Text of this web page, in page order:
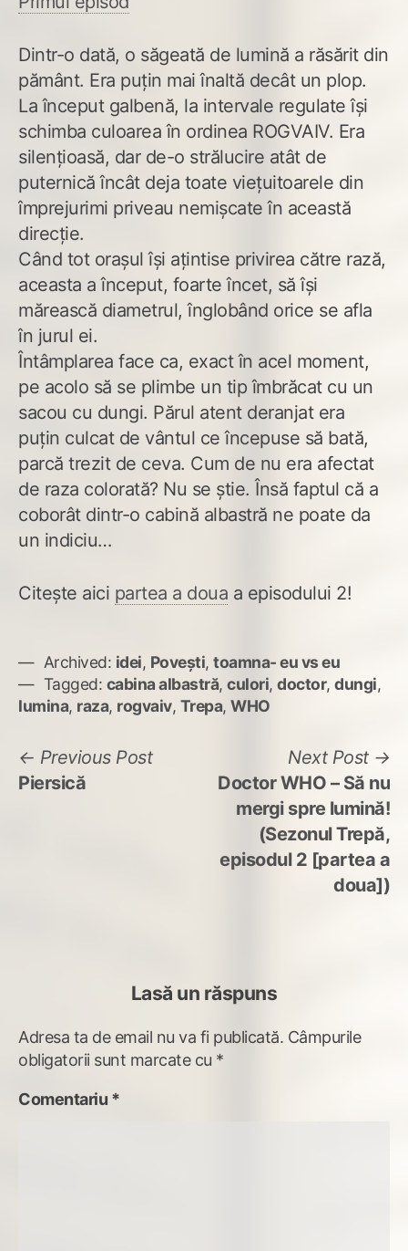
Dintr-o dată, o săgeată de lumină a răsărit din
pământ. Era puțin mai înaltă decât un plop.
La început galbenă, la intervale regulate își
schimba culoarea în ordinea ROGVAIV. Era
silențioasă, dar de-o strălucire atât de
puternică încât deja toate viețuitoarele din
împrejurimi priveau nemișcate în această
direcție.
Când tot orașul își ațintise privirea către rază,
aceasta a început, foarte încet, să își
mărească diametrul, înglobând orice se afla
în jurul ei.
Întâmplarea face ca, exact în acel moment,
pe acolo să se plimbe un tip îmbrăcat cu un
sacou cu dungi. Părul atent deranjat era
puțin culcat de vântul ce începuse să bată,
parcă trezit de ceva. Cum de nu era afectat
de raza colorată? Nu se știe. Însă faptul că a
coborât dintr-o cabină albastră ne poate da
un indiciu…
Citește aici partea a doua a episodului 2!
Archived: idei, Povești, toamna- eu vs eu
Tagged: cabina albastră, culori, doctor, dungi,
lumina, raza, rogvaiv, Trepa, WHO
Navigare
în
Previous PostPrevious
Piersică
Next Post
Doctor WHO – Să nu
mergi spre lumină!
(Sezonul Trepă,
episodul 2 [partea a
doua])
Lasă un răspuns
Adresa ta de email nu va fi publicată. Câmpurile
obligatorii sunt marcate cu *
Comentariu *